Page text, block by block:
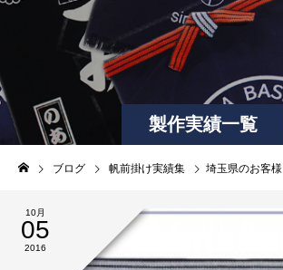
製作実績一覧
ブログ 帆前掛け実績集 埼玉県のお客様
10月
05
2016